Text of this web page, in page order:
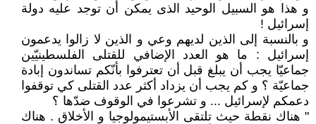
و هذا هو السبيل الوحيد الذى يمكن أن توجد عليه دولة
إسرائيل !
و بالنسبة إلى الذين لديهم وعي و الذين لا زالوا يدعمون
إسرائيل : ما هو العدد الإضافي للقتلى الفلسطينيّين
جماعيّا يجب أن يبلغ قبل أن تعترفوا بأنّكم تساندون إبادة
جماعيّة ؟ و كم يجب أن يزداد أكثر عدد القتلى كي توقفوا
دعمكم لإسرائيل ... و تشرعوا في الوقوف ضدّها ؟
" هناك نقطة حيث تلتقى الأبستيمولوجيا و الأخلاق . هناك